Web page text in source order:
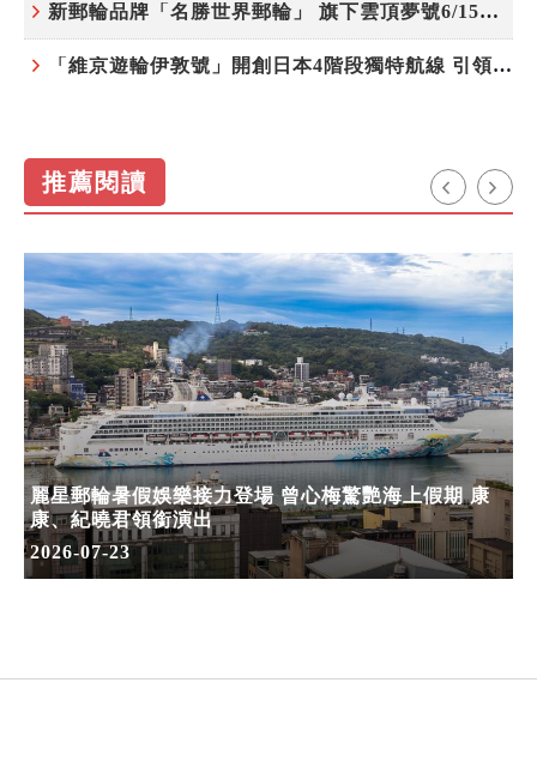
新郵輪品牌「名勝世界郵輪」 旗下雲頂夢號6/15開始營運
「維京遊輪伊敦號」開創日本4階段獨特航線 引領奢華旅遊新風尚
推薦閱讀
麗星郵輪暑假娛樂接力登場 曾心梅驚艷海上假期 康
康、紀曉君領銜演出
2026-07-23